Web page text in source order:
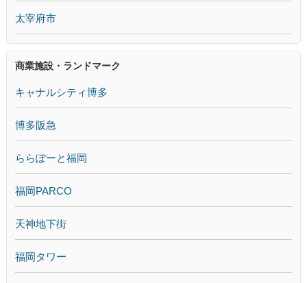
太宰府市
商業施設・ランドマーク
キャナルシティ博多
博多阪急
ららぽーと福岡
福岡PARCO
天神地下街
福岡タワー